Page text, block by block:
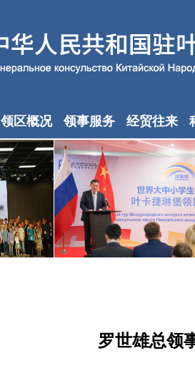
领区概况 领事服务 经贸往来
罗世雄总领